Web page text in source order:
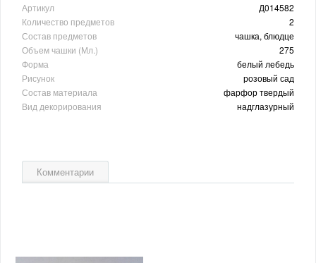
Артикул
Д014582
Количество предметов
2
Состав предметов
чашка, блюдце
Объем чашки (Мл.)
275
Форма
белый лебедь
Рисунок
розовый сад
Состав материала
фарфор твердый
Вид декорирования
надглазурный
Комментарии